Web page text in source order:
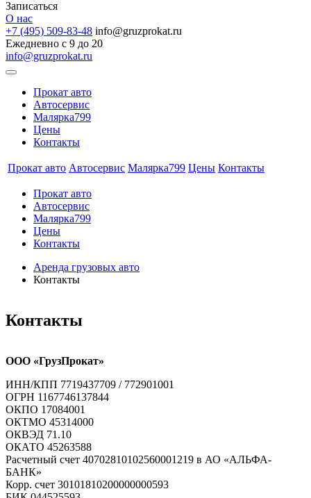
Записаться
О нас
+7 (495) 509-83-48 info@gruzprokat.ru
Ежедневно с 9 до 20
info@gruzprokat.ru
Прокат авто
Автосервис
Малярка799
Цены
Контакты
Прокат авто Автосервис Малярка799 Цены Контакты
Прокат авто
Автосервис
Малярка799
Цены
Контакты
Аренда грузовых авто
Контакты
Контакты
ООО «ГрузПрокат»
ИНН/КПП 7719437709 / 772901001
ОГРН 1167746137844
ОКПО 17084001
ОКТМО 45314000
ОКВЭД 71.10
ОКАТО 45263588
Расчетный счет 40702810102560001219 в АО «АЛЬФА-
БАНК»
Корр. счет 30101810200000000593